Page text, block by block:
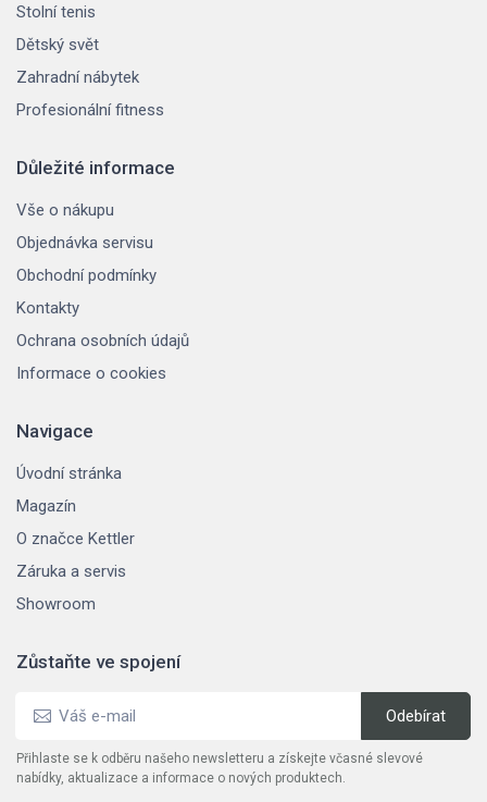
Stolní tenis
Dětský svět
Zahradní nábytek
Profesionální fitness
Důležité informace
Vše o nákupu
Objednávka servisu
Obchodní podmínky
Kontakty
Ochrana osobních údajů
Informace o cookies
Navigace
Úvodní stránka
Magazín
O značce Kettler
Záruka a servis
Showroom
Zůstaňte ve spojení
Přihlaste se k odběru našeho newsletteru a získejte včasné slevové
nabídky, aktualizace a informace o nových produktech.